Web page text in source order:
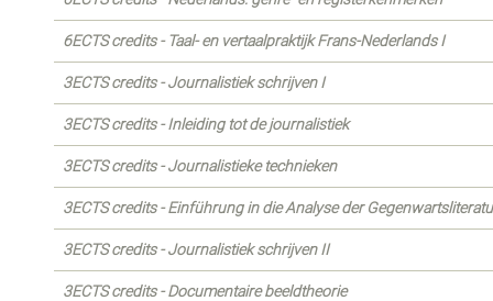
6ECTS credits - Taal- en vertaalpraktijk Frans-Nederlands I
3ECTS credits - Journalistiek schrijven I
3ECTS credits - Inleiding tot de journalistiek
3ECTS credits - Journalistieke technieken
3ECTS credits - Einführung in die Analyse der
3ECTS credits - Journalistiek schrijven II
3ECTS credits - Documentaire beeldtheorie